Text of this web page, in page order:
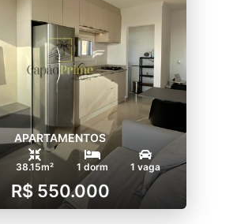
APARTAMENTOS
38.15m² 1 dorm 1 vaga
R$ 550.000